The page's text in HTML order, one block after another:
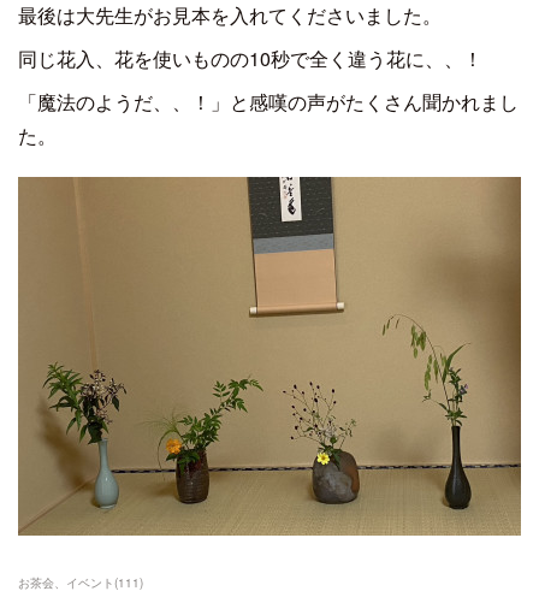
最後は大先生がお見本を入れてくださいました。
同じ花入、花を使いものの10秒で全く違う花に、、！
「魔法のようだ、、！」と感嘆の声がたくさん聞かれまし
た。
お茶会、イベント(111)